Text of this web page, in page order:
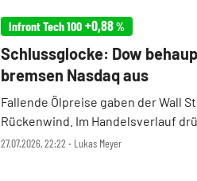
Infront Tech 100 +0,88%
27.07.2026, 22:22 ‧ Lukas Meyer
Schlussglocke: Dow
bremsen Nasdaq aus
Fallende Ölpreise gaben der Wall
Rückenwind. Im Handelsverlauf
Konkurrenz aus China den